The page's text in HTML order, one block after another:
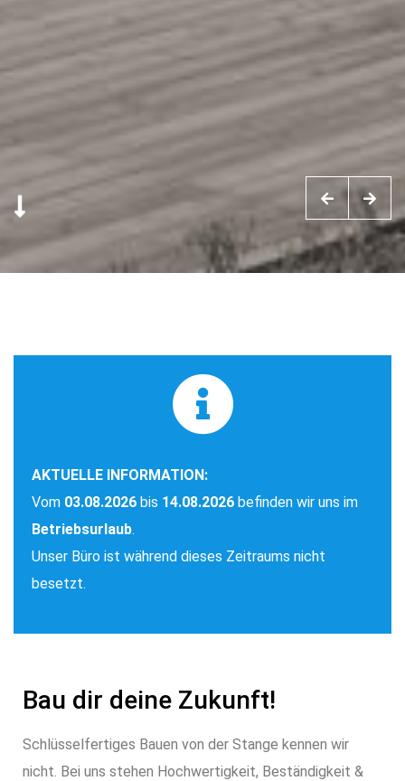
AKTUELLE INFORMATION:
Vom 03.08.2026 bis 14.08.2026 befinden wir uns im
Betriebsurlaub.
Unser Büro ist während dieses Zeitraums nicht
besetzt.
Bau dir deine Zukunft!
Schlüsselfertiges Bauen von der Stange kennen wir
nicht. Bei uns stehen Hochwertigkeit, Beständigkeit &